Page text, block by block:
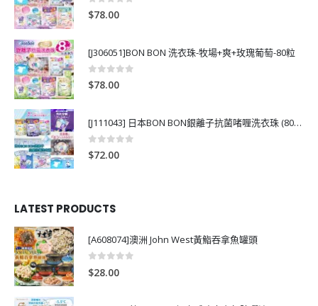
0out of 5
$78.00
[J306051]BON BON 洗衣珠-牧場+爽+玫瑰葡萄-80粒
0out of 5
$78.00
[J111043] 日本BON BON銀離子抗菌啫喱洗衣珠 (80粒)
0out of 5
$72.00
LATEST PRODUCTS
[A608074]澳洲 John West黃鮨吞拿魚罐頭
0
$28.00